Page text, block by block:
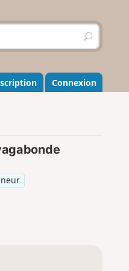
R
e
h
e
r
r
Connexion